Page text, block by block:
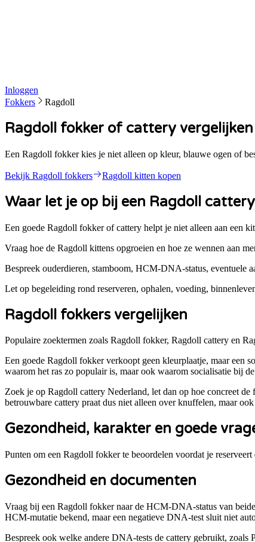
Inloggen
Fokkers
Ragdoll
Ragdoll fokker of cattery vergelijken
Een Ragdoll fokker kies je niet alleen op kleur, blauwe ogen of
Bekijk Ragdoll fokkers Ragdoll kitten kopen
Waar let je op bij een Ragdoll
Een goede Ragdoll fokker of cattery helpt je niet alleen aan een
Vraag hoe de Ragdoll kittens opgroeien en hoe ze wennen aan
Bespreek ouderdieren, stamboom, HCM-DNA-status, eventuele
Let op begeleiding rond reserveren, ophalen, voeding,
Ragdoll fokkers vergelijken
Populaire zoektermen zoals Ragdoll fokker, Ragdoll cattery en
Een goede Ragdoll fokker verkoopt geen kleurplaatje, maar een
waarom het ras zo populair is, maar ook waarom socialisatie bij
Zoek je op Ragdoll cattery Nederland, let dan op hoe concreet
betrouwbare cattery praat dus niet alleen over knuffelen, maar
Gezondheid, karakter en goede
Punten om een Ragdoll fokker te beoordelen voordat je reserveert
Gezondheid en documenten
Vraag bij een Ragdoll fokker naar de HCM-DNA-status van
HCM-mutatie bekend, maar een negatieve DNA-test sluit niet
Bespreek ook welke andere DNA-tests de cattery gebruikt,